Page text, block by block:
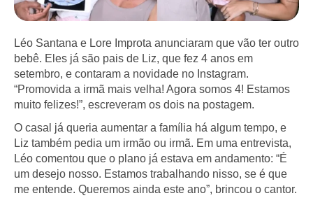
Léo Santana e Lore Improta anunciaram que vão ter outro
bebê. Eles já são pais de Liz, que fez 4 anos em
setembro, e contaram a novidade no Instagram.
“Promovida a irmã mais velha! Agora somos 4! Estamos
muito felizes!”, escreveram os dois na postagem.
O casal já queria aumentar a família há algum tempo, e
Liz também pedia um irmão ou irmã. Em uma entrevista,
Léo comentou que o plano já estava em andamento: “É
um desejo nosso. Estamos trabalhando nisso, se é que
me entende. Queremos ainda este ano”, brincou o cantor.